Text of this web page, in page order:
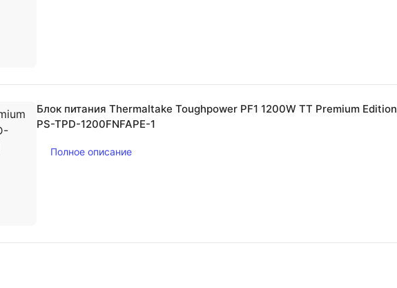
Блок питания Thermaltake Toughpower PF1 1200W TT Premium Edition
PS-TPD-1200FNFAPE-1
Полное описание